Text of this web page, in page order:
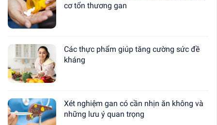
cơ tổn thương gan
Các thực phẩm giúp tăng cường sức đề
kháng
Xét nghiệm gan có cần nhịn ăn không và
những lưu ý quan trọng